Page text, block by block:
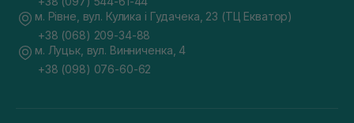
м. Рівне, вул. Кулика і Гудачека, 23 (ТЦ Екватор)
+38 (068) 209-34-88
м. Луцьк, вул. Винниченка, 4
+38 (098) 076-60-62